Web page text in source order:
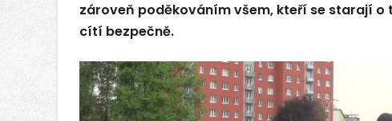
zároveň poděkováním všem, kteří se starají o
cítí bezpečně.